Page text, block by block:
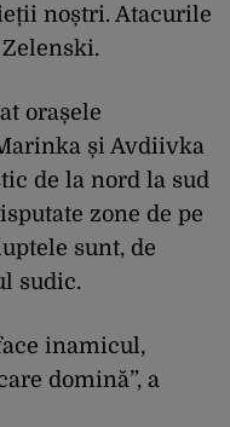
noștri. Atacurile
orașele
și Avdiivka
de la nord la sud
zone de pe
sunt, de
sudic.
inamicul,
domină”, a